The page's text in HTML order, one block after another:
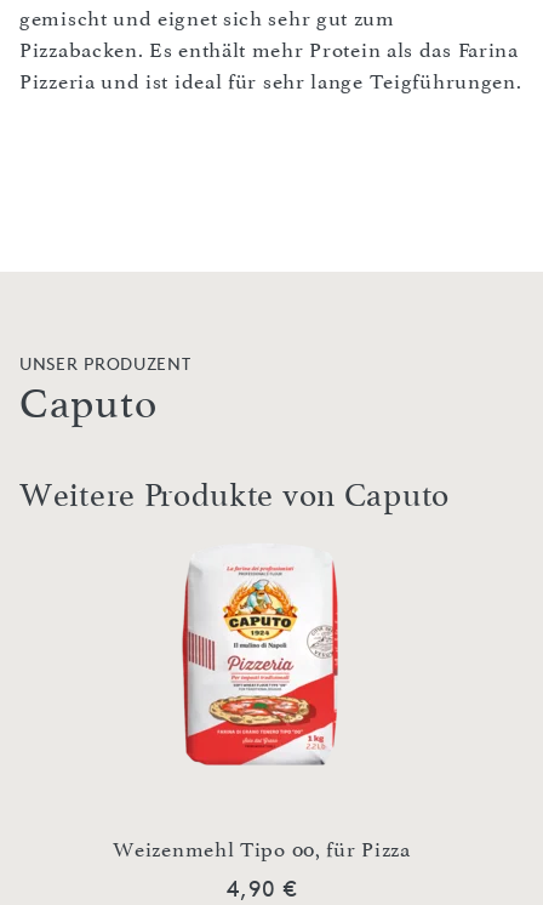
gemischt und eignet sich sehr gut zum
Pizzabacken. Es enthält mehr Protein als das Farina
Pizzeria und ist ideal für sehr lange Teigführungen.
UNSER PRODUZENT
Caputo
Weitere Produkte von Caputo
Weizenmehl Tipo 00, für Pizza
4,90 €